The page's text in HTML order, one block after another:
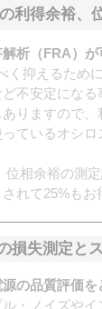
利得余裕、
析（FRA）が
く抑えるため
不安定にな
りますので
ているオシ
相余裕の測
れて25%も
損失測定と
の品質評価
・ノイズや